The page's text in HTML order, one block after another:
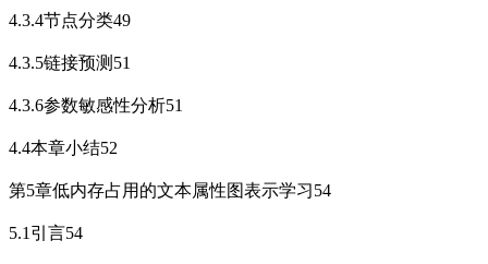
4.3.4节点分类49
4.3.5链接预测51
4.3.6参数敏感性分析51
4.4本章小结52
第5章低内存占用的文本属性图表示学习54
5.1引言54